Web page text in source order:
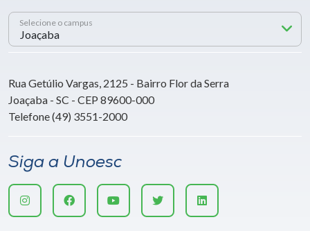
Selecione o campus
Rua Getúlio Vargas, 2125 - Bairro Flor da Serra
Joaçaba - SC - CEP 89600-000
Telefone (49) 3551-2000
Siga a Unoesc